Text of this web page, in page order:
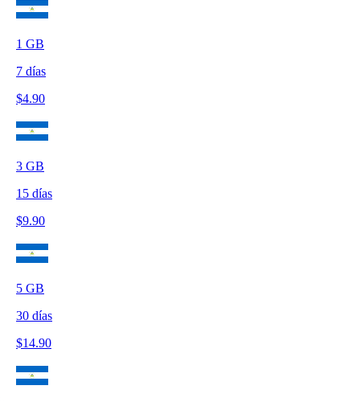
1 GB
7 días
$4.90
3 GB
15 días
$9.90
5 GB
30 días
$14.90